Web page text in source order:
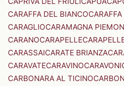
CARAFFA DEL BIANCO
CARAGLIOCARAMAGNA
CARANOCARAPELLE
CARASSAICARATE BRIANZA
CARAVATECARAVINO
CARBONARA AL TICINO